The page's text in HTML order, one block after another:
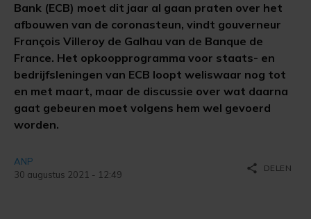
Bank (ECB) moet dit jaar al gaan praten over het
afbouwen van de coronasteun, vindt gouverneur
François Villeroy de Galhau van de Banque de
France. Het opkoopprogramma voor staats- en
bedrijfsleningen van ECB loopt weliswaar nog tot
en met maart, maar de discussie over wat daarna
gaat gebeuren moet volgens hem wel gevoerd
worden.
ANP
30 augustus 2021 - 12:49
share DELEN